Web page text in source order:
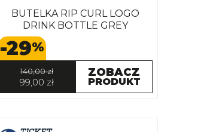
BUTELKA RIP CURL LOGO
DRINK BOTTLE GREY
-29%
140,00 zł
99,00 zł
ZOBACZ
PRODUKT